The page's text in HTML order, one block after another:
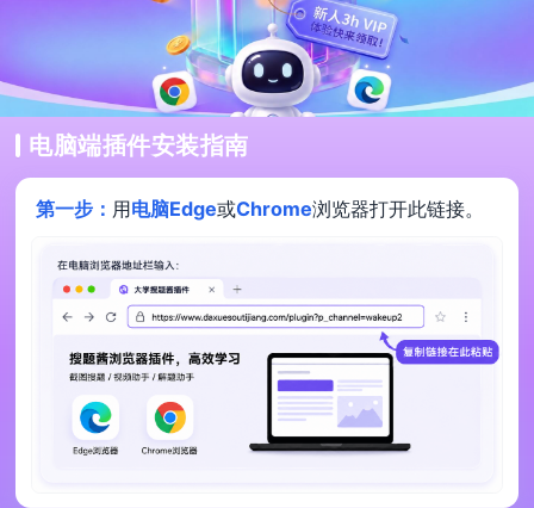
电脑端插件安装指南
第一步： 用电脑Edge或Chrome浏览器打开此链接。